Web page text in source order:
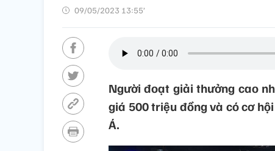
09/05/2023 13:55’
Người đoạt giải thưởng cao
giá 500 triệu đồng và có cơ
Á.